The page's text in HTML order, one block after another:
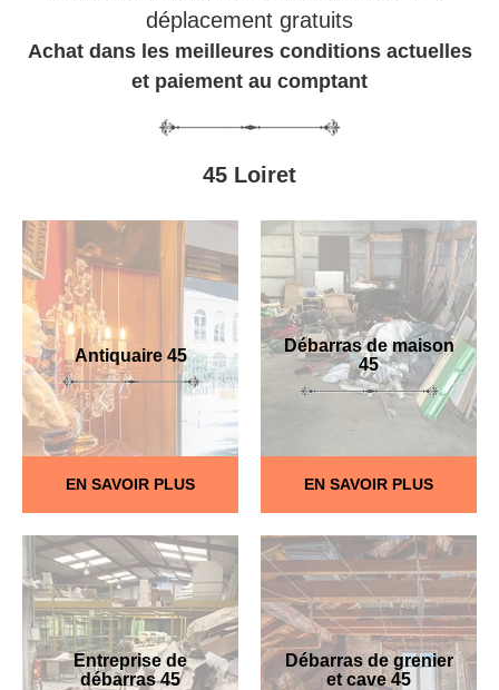
déplacement gratuits
Achat dans les meilleures conditions actuelles
et paiement au comptant
45 Loiret
Antiquaire 45
EN SAVOIR PLUS
Débarras de maison
45
EN SAVOIR PLUS
Entreprise de
débarras 45
Débarras de grenier
et cave 45